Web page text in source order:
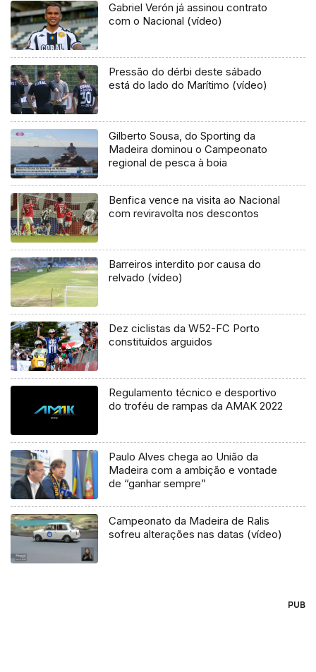
Gabriel Verón já assinou contrato
com o Nacional (vídeo)
Pressão do dérbi deste sábado
está do lado do Marítimo (vídeo)
Gilberto Sousa, do Sporting da
Madeira dominou o Campeonato
regional de pesca à boia
Benfica vence na visita ao Nacional
com reviravolta nos descontos
Barreiros interdito por causa do
relvado (vídeo)
Dez ciclistas da W52-FC Porto
constituídos arguidos
Regulamento técnico e desportivo
do troféu de rampas da AMAK 2022
Paulo Alves chega ao União da
Madeira com a ambição e vontade
de “ganhar sempre”
Campeonato da Madeira de Ralis
sofreu alterações nas datas (vídeo)
PUB